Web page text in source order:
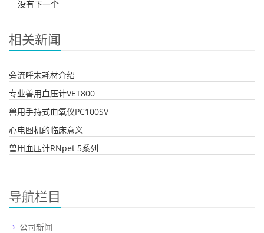
没有下一个
相关新闻
旁流呼末耗材介绍
专业兽用血压计VET800
兽用手持式血氧仪PC100SV
心电图机的临床意义
兽用血压计RNpet 5系列
导航栏目
公司新闻